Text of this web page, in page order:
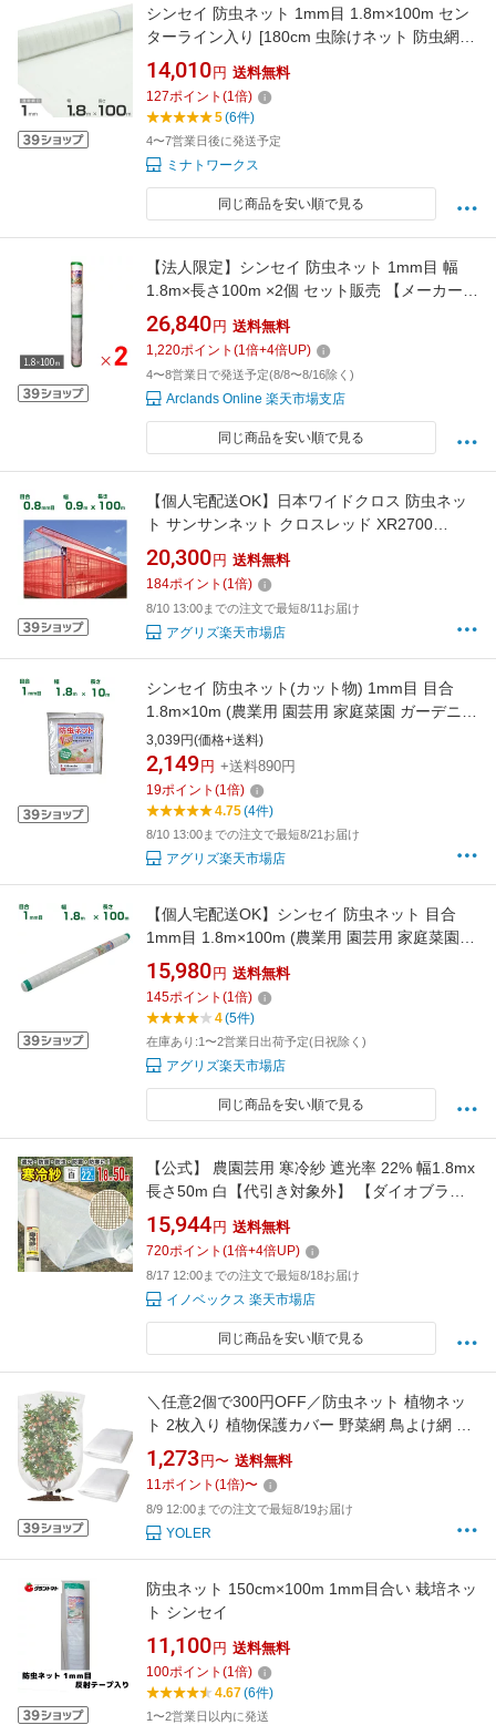
シンセイ 防虫ネット 1mm目 1.8m×100m セン
ターライン入り [180cm 虫除けネット 防虫網
防虫シート 虫よけネット]
14,010 円 送料無料
127ポイント (1倍)
5(6件)
4〜7営業日後に発送予定
ミナトワークス
同じ商品を安い順で見る
【法人限定】シンセイ 防虫ネット 1mm目 幅
1.8m×長さ100m ×2個 セット販売 【メーカー直
送・代引不可・置配不可】
26,840 円 送料無料
1,220ポイント (1倍+4倍UP)
4〜8営業日で発送予定(8/8〜8/16除く)
Arclands Online 楽天市場支店
同じ商品を安い順で見る
【個人宅配送OK】日本ワイドクロス 防虫ネッ
ト サンサンネット クロスレッド XR2700
0.8mm目 0.9m×100m 透光率70% (農業用)(園
芸用)(農業資材)(家庭菜園)(防虫網)(虫よけネッ
ト)(ビニールハウス)(90cm)
20,300 円 送料無料
184ポイント (1倍)
8/10 13:00までの注文で最短8/11お届け
アグリズ楽天市場店
シンセイ 防虫ネット(カット物) 1mm目 目合
1.8m×10m (農業用 園芸用 家庭菜園 ガーデニン
グ 農業資材 防虫網 虫除けネット トンネル 畑
ビニールハウス 野菜 網目 べたがけ 畑 網目 野
菜 白 180cm)
3,039円(価格+送料)
2,149 円 +送料890円
19ポイント (1倍)
4.75(4件)
8/10 13:00までの注文で最短8/21お届け
アグリズ楽天市場店
【個人宅配送OK】シンセイ 防虫ネット 目合
1mm目 1.8m×100m (農業用 園芸用 家庭菜園
ガーデニング 農業資材 防虫網 虫除けネット ト
ンネル 畑 ビニールハウス 野菜 網目 べたがけ
畑 網目 野菜 白 180cm)
15,980 円 送料無料
145ポイント (1倍)
4(5件)
在庫あり:1〜2営業日出荷予定(日祝除く)
アグリズ楽天市場店
同じ商品を安い順で見る
【公式】 農園芸用 寒冷紗 遮光率 22% 幅1.8mx
長さ50m 白【代引き対象外】 【ダイオブラン
ド】
15,944 円 送料無料
720ポイント (1倍+4倍UP)
8/17 12:00までの注文で最短8/18お届け
イノベックス 楽天市場店
同じ商品を安い順で見る
＼任意2個で300円OFF／防虫ネット 植物ネッ
ト 2枚入り 植物保護カバー 野菜網 鳥よけ網 メ
ッシュ巾着式 防風 防虫 鳥対策 園芸用ネット 菜
園 プランター 花壇適用のホワイト透明 通気性
園芸用品
1,273 円〜 送料無料
11ポイント (1倍)〜
8/9 12:00までの注文で最短8/19お届け
YOLER
防虫ネット 150cm×100m 1mm目合い 栽培ネッ
ト シンセイ
11,100 円 送料無料
100ポイント (1倍)
4.67(6件)
1〜2営業日以内に発送